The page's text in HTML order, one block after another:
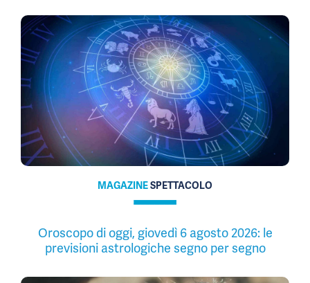
MAGAZINESPETTACOLO
Oroscopo di oggi, giovedì 6 agosto 2026: le
previsioni astrologiche segno per segno